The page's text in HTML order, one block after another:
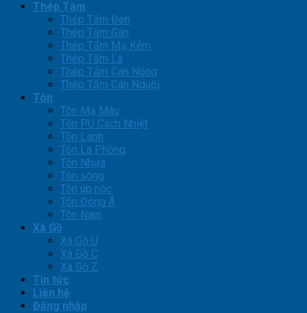
Thép Tấm
Thép Tấm Đen
Thép Tấm Gân
Thép Tấm Mạ Kẽm
Thép Tấm Lá
Thép Tấm Cán Nóng
Thép Tấm Cán Nguội
Tôn
Tôn Mạ Màu
Tôn PU Cách Nhiệt
Tôn Lạnh
Tôn La Phông
Tôn Nhựa
Tôn sóng
Tôn úp nóc
Tôn Đông Á
Tôn Nam
Xà Gồ
Xà Gồ U
Xà Gồ C
Xà Gồ Z
Tin tức
Liên hệ
Đăng nhập